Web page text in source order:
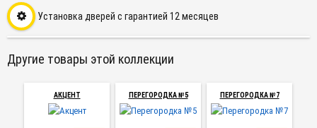
Установка дверей с гарантией 12 месяцев
Другие товары этой коллекции
АКЦЕНТ ПЕРЕГОРОДКА №5 ПЕРЕГОРОДКА №7